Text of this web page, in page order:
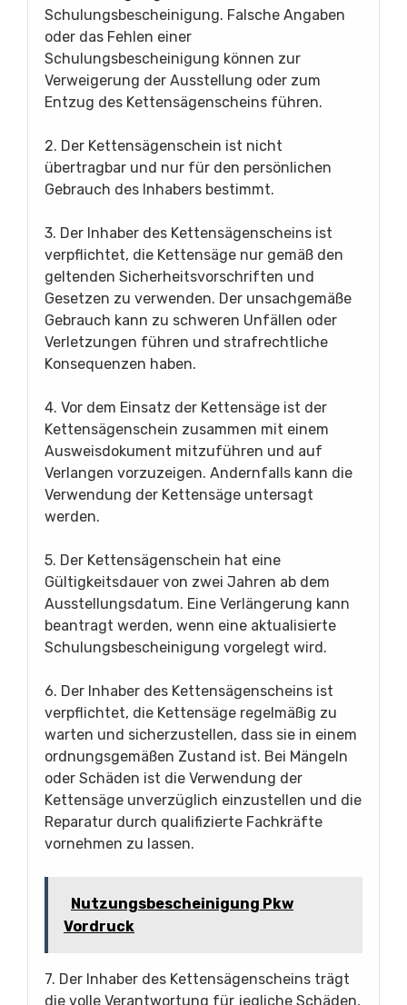
Schulungsbescheinigung. Falsche Angaben
oder das Fehlen einer
Schulungsbescheinigung können zur
Verweigerung der Ausstellung oder zum
Entzug des Kettensägenscheins führen.
2. Der Kettensägenschein ist nicht
übertragbar und nur für den persönlichen
Gebrauch des Inhabers bestimmt.
3. Der Inhaber des Kettensägenscheins ist
verpflichtet, die Kettensäge nur gemäß den
geltenden Sicherheitsvorschriften und
Gesetzen zu verwenden. Der unsachgemäße
Gebrauch kann zu schweren Unfällen oder
Verletzungen führen und strafrechtliche
Konsequenzen haben.
4. Vor dem Einsatz der Kettensäge ist der
Kettensägenschein zusammen mit einem
Ausweisdokument mitzuführen und auf
Verlangen vorzuzeigen. Andernfalls kann die
Verwendung der Kettensäge untersagt
werden.
5. Der Kettensägenschein hat eine
Gültigkeitsdauer von zwei Jahren ab dem
Ausstellungsdatum. Eine Verlängerung kann
beantragt werden, wenn eine aktualisierte
Schulungsbescheinigung vorgelegt wird.
6. Der Inhaber des Kettensägenscheins ist
verpflichtet, die Kettensäge regelmäßig zu
warten und sicherzustellen, dass sie in einem
ordnungsgemäßen Zustand ist. Bei Mängeln
oder Schäden ist die Verwendung der
Kettensäge unverzüglich einzustellen und die
Reparatur durch qualifizierte Fachkräfte
vornehmen zu lassen.
Nutzungsbescheinigung Pkw
Vordruck
7. Der Inhaber des Kettensägenscheins trägt
die volle Verantwortung für jegliche Schäden,